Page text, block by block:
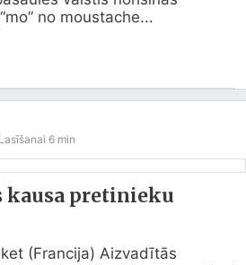
no moustache...
Lasīšanai 6 min
kausa pretinieku
(Francija) Aizvadītās